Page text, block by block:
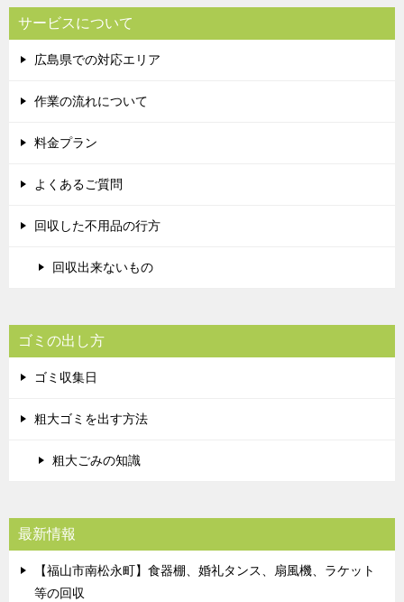
サービスについて
広島県での対応エリア
作業の流れについて
料金プラン
よくあるご質問
回収した不用品の行方
回収出来ないもの
ゴミの出し方
ゴミ収集日
粗大ゴミを出す方法
粗大ごみの知識
最新情報
【福山市南松永町】食器棚、婚礼タンス、扇風機、ラケット
等の回収